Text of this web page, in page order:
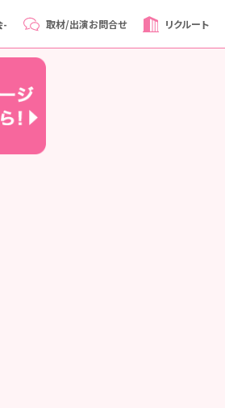
- 取材/出演お問合せ リクルート